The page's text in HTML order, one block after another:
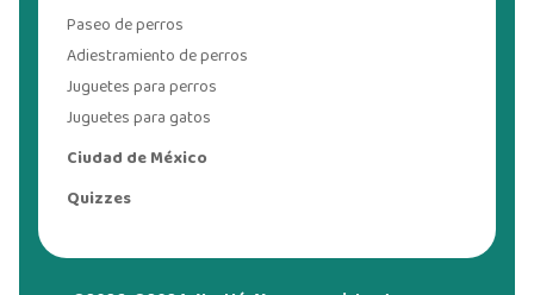
Paseo de perros
Adiestramiento de perros
Juguetes para perros
Juguetes para gatos
Ciudad de México
Quizzes